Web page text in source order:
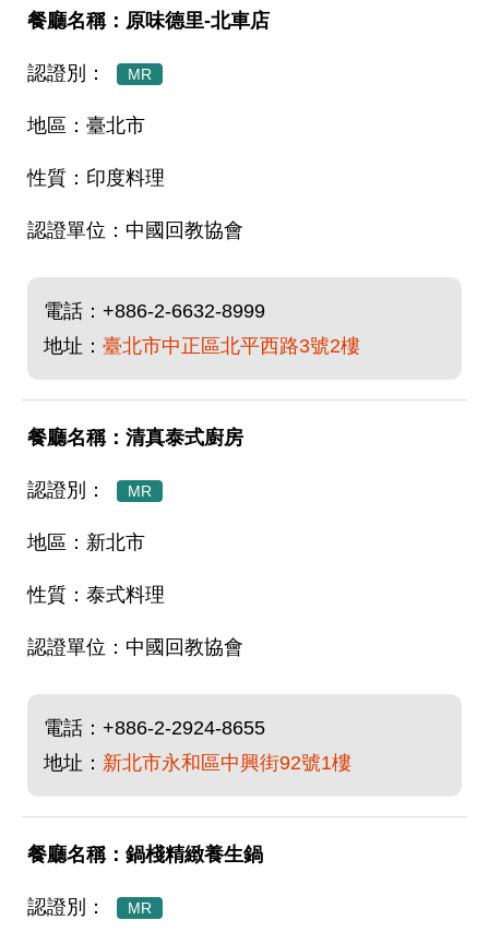
原味德里-北車店
MR
臺北市
印度料理
中國回教協會
電話： +886-2-6632-8999
地址： 臺北市中正區北平西路3號2樓
清真泰式廚房
MR
新北市
泰式料理
中國回教協會
電話： +886-2-2924-8655
地址： 新北市永和區中興街92號1樓
鍋棧精緻養生鍋
MR